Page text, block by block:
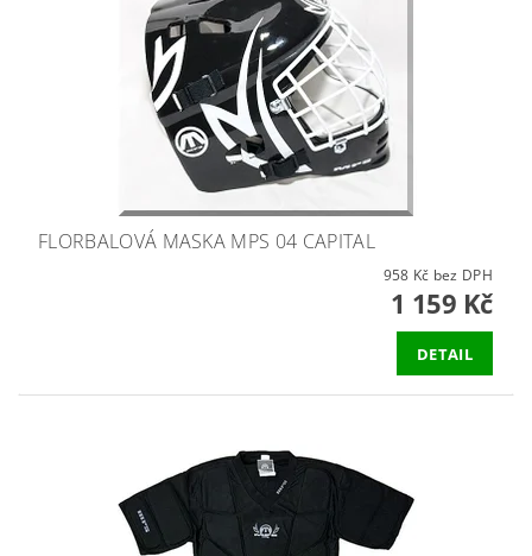
FLORBALOVÁ MASKA MPS 04 CAPITAL
958 Kč bez DPH
1 159 Kč
DETAIL